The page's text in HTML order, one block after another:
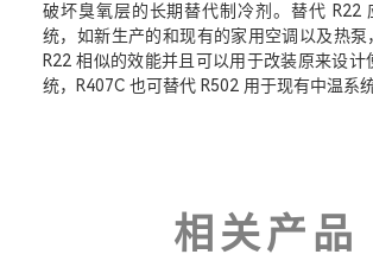
破坏臭氧层的长期替代制冷剂。替代 R22
统，如新生产的和现有的家用空调以及热泵
R22 相似的效能并且可以用于改装原来设计
统，R407C 也可替代 R502 用于现有中温系统
相关产品